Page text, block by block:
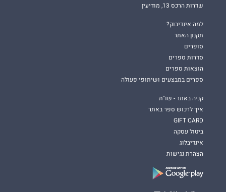
שדרות הרכס 13, מודיעין
למה אינדיבוק?
תקנון האתר
סופרים
סדרות ספרים
הוצאות ספרים
ספרים במבצעים ושיתופי פעולה
קניה באתר - שו"ת
איך לרכוש ספר באתר
GIFT CARD
ביטול עסקה
אינדיבלוג
הצהרת נגישות